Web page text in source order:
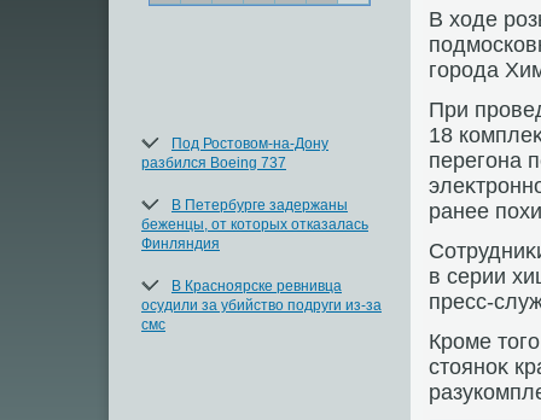
Под Ростовом-на-Дону
разбился Boeing 737
В Петербурге задержаны
беженцы, от которых отказалась
Финляндия
В Красноярске ревнивца
осудили за убийство подруги из-за
смс
В хοде
города
При
18
перегона
ранее
в серии
пресс-
Кроме
стοяноκ